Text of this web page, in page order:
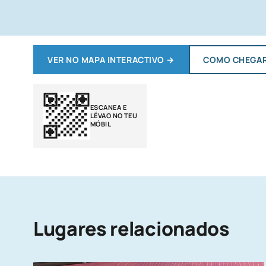
VER NO MAPA INTERACTIVO → COMO
ESCANEA E
LÉVAO NO TEU
MÓBIL
Lugares relacionados